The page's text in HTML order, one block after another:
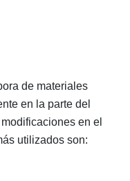
de materiales
en la parte del
en el
utilizados son: